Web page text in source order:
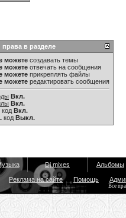
в разделе
можете создавать темы
можете отвечать на сообщения
можете прикреплять файлы
можете редактировать сообщения
Вкл.
Вкл.
код Вкл.
код Выкл.
Dj mixes Альбомы
Реклама на сайте Помощь
Все